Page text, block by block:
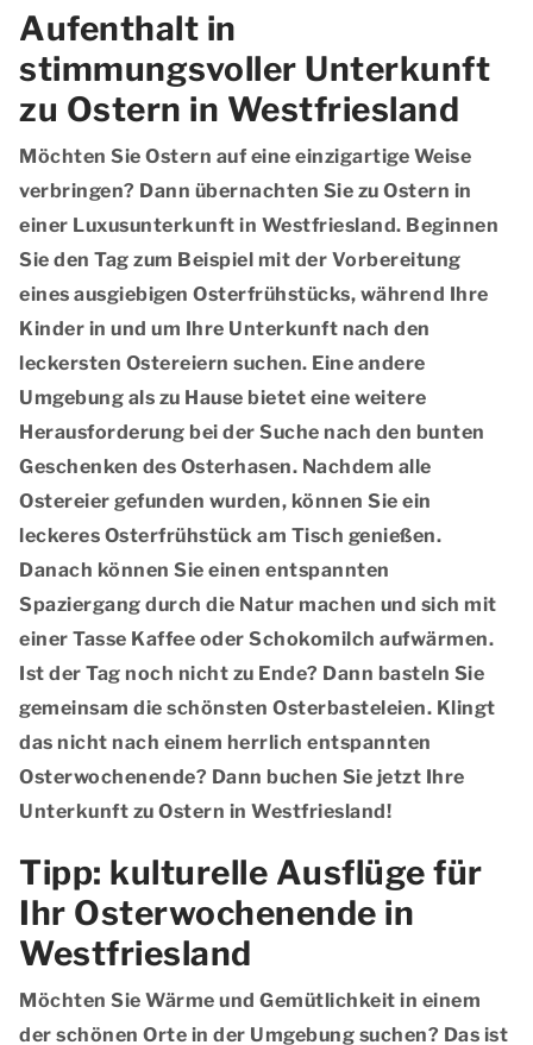
Aufenthalt in
stimmungsvoller Unterkunft
zu Ostern in Westfriesland
Möchten Sie Ostern auf eine einzigartige Weise
verbringen? Dann übernachten Sie zu Ostern in
einer Luxusunterkunft in Westfriesland. Beginnen
Sie den Tag zum Beispiel mit der Vorbereitung
eines ausgiebigen Osterfrühstücks, während Ihre
Kinder in und um Ihre Unterkunft nach den
leckersten Ostereiern suchen. Eine andere
Umgebung als zu Hause bietet eine weitere
Herausforderung bei der Suche nach den bunten
Geschenken des Osterhasen. Nachdem alle
Ostereier gefunden wurden, können Sie ein
leckeres Osterfrühstück am Tisch genießen.
Danach können Sie einen entspannten
Spaziergang durch die Natur machen und sich mit
einer Tasse Kaffee oder Schokomilch aufwärmen.
Ist der Tag noch nicht zu Ende? Dann basteln Sie
gemeinsam die schönsten Osterbasteleien. Klingt
das nicht nach einem herrlich entspannten
Osterwochenende? Dann buchen Sie jetzt Ihre
Unterkunft zu Ostern in Westfriesland!
Tipp: kulturelle Ausflüge für
Ihr Osterwochenende in
Westfriesland
Möchten Sie Wärme und Gemütlichkeit in einem
der schönen Orte in der Umgebung suchen? Das ist